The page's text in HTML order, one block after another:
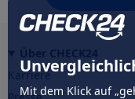
Mit dem Klick auf
Karriere